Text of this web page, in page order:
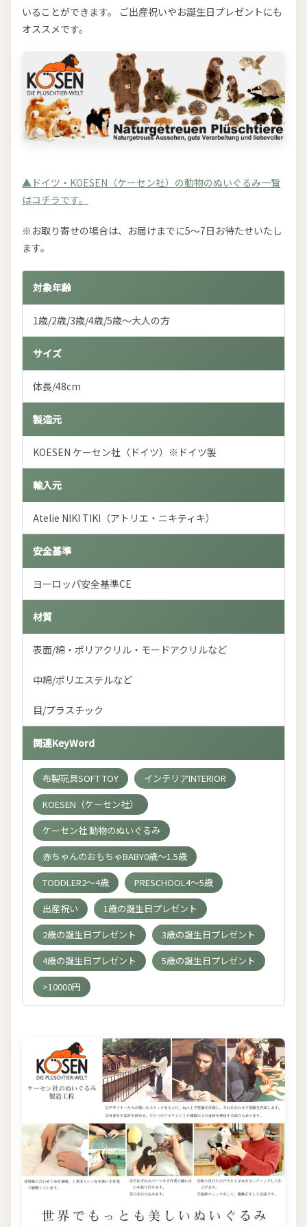
いることができます。 ご出産祝いやお誕生日プレゼントにも
オススメです。
▲ドイツ・KOESEN（ケーセン社）の動物のぬいぐるみ一覧
はコチラです。
※お取り寄せの場合は、お届けまでに5～7日お待たせいたし
ます。
対象年齢
1歳/2歳/3歳/4歳/5歳～大人の方
サイズ
体長/48cm
製造元
KOESEN ケーセン社（ドイツ）※ドイツ製
輸入元
Atelie NIKI TIKI（アトリエ・ニキティキ）
安全基準
ヨーロッパ安全基準CE
材質
表面/綿・ポリアクリル・モードアクリルなど
中綿/ポリエステルなど
目/プラスチック
関連KeyWord
布製玩具SOFT TOY
インテリアINTERIOR
KOESEN（ケーセン社）
ケーセン社 動物のぬいぐるみ
赤ちゃんのおもちゃBABY0歳～1.5歳
TODDLER2～4歳
PRESCHOOL4～5歳
出産祝い
1歳の誕生日プレゼント
2歳の誕生日プレゼント
3歳の誕生日プレゼント
4歳の誕生日プレゼント
5歳の誕生日プレゼント
>10000円